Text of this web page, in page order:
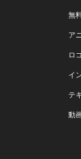
無
ア
ロ
イ
テ
動